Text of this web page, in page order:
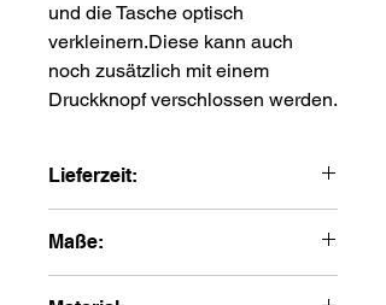
und die Tasche optisch
verkleinern.Diese kann auch
noch zusätzlich mit einem
Druckknopf verschlossen werden.
Lieferzeit:
Maße: